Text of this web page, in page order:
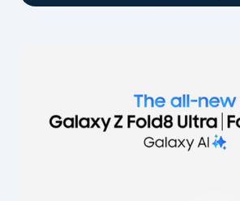
Các trường bắt buộc được
Nội dung*